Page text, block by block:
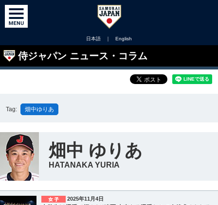
日本語 ｜ English
侍ジャパン ニュース・コラム
Tag: 畑中ゆりあ
畑中 ゆりあ
HATANAKA YURIA
2025年11月4日